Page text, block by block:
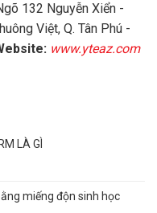
132 Nguyễn Xiển -
Việt, Q. Tân Phú -
www.yteaz.com
LÀ GÌ
miếng độn sinh học